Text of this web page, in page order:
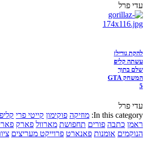
עדי פרל
להקת גורילז
עשתה קליפ
שלם בתוך
המשחק GTA
5
עדי פרל
In this category: מוזיקה פוקימון קייטי פרי קליפ
ראמן כתבה פורים תחפושת מארוול פארק
הנוקמים אומנות פאנארט פרוייקט מעריצים